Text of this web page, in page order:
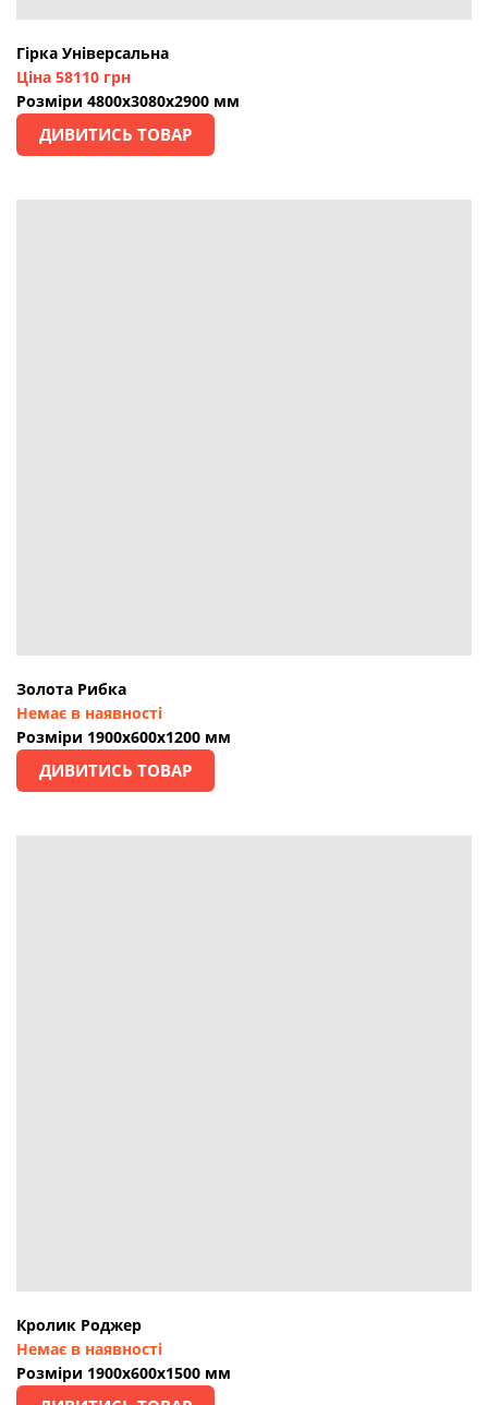
Гірка Універсальна
Ціна 58110 грн
Розміри 4800х3080х2900 мм
ДИВИТИСЬ ТОВАР
Золота Рибка
Немає в наявності
Розміри 1900х600х1200 мм
ДИВИТИСЬ ТОВАР
Кролик Роджер
Немає в наявності
Розміри 1900х600х1500 мм